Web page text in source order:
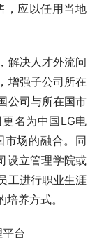
，应以任用当地
决人才外流问
增强子公司所在
公司与所在国市
名为中国LG电
市场的融合。同
设立管理学院或
工进行职业生涯
养方式。
台